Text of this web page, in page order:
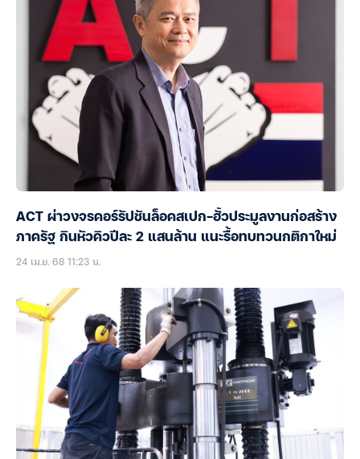
ACT ผ่าวงจรคอร์รัปชันล็อคสเปก-ฮั้วประมูลงานก่อสร้าง
ภาครัฐ กินหัวคิวปีละ 2 แสนล้าน แนะรื้อทบทวนกติกาใหม่
24 เม.ย. 68 11:23 น.